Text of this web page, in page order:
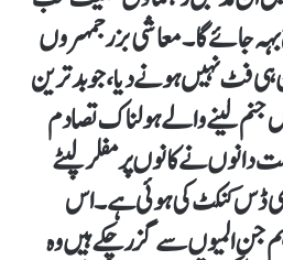
جائے گا۔ معاشی بزر جمہروں
فٹ نہیں ہونے دیا، جو بدترین
جنم لینے والے ہولناک تصادم
دانوں نے کانوں پر مفلر لپٹے
ڈس کنکٹ کی ہوئی ہے۔ اس
المیوں سے گزر چکے ہیں وہ